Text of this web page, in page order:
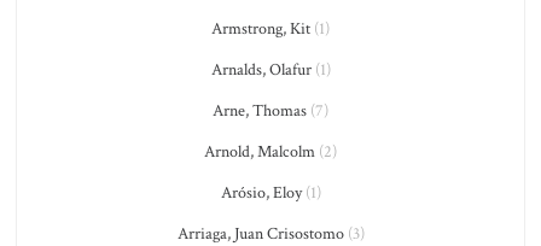
Armstrong, Kit (1)
Arnalds, Olafur(1)
Arne, Thomas (7)
Arnold, Malcolm (2)
Arósio, Eloy(1)
Arriaga, Juan Crisostomo(3)